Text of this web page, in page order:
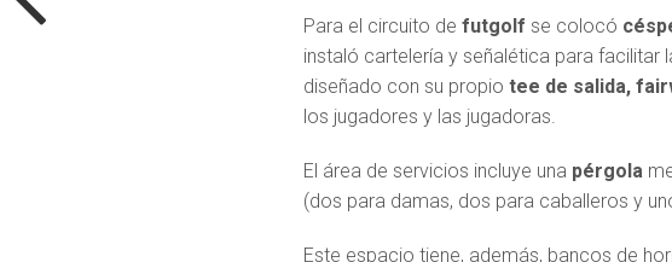
Para el circuito de futgolf se colocó
instaló cartelería y señalética para facilitar
diseñado con su propio tee de salida,
los jugadores y las jugadoras.
El área de servicios incluye una pérgola
(dos para damas, dos para caballeros y
Este espacio tiene, además, bancos de